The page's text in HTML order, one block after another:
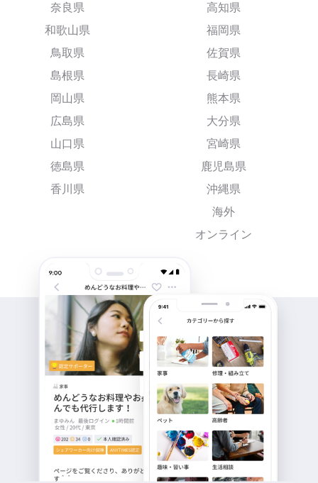
奈良県
和歌山県
鳥取県
島根県
岡山県
広島県
山口県
徳島県
香川県
高知県
福岡県
佐賀県
長崎県
熊本県
大分県
宮崎県
鹿児島県
沖縄県
海外
オンライン